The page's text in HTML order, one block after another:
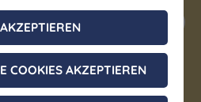
Jetzt mitmachen
Amadeus
COOKIES AKZEPTIEREN